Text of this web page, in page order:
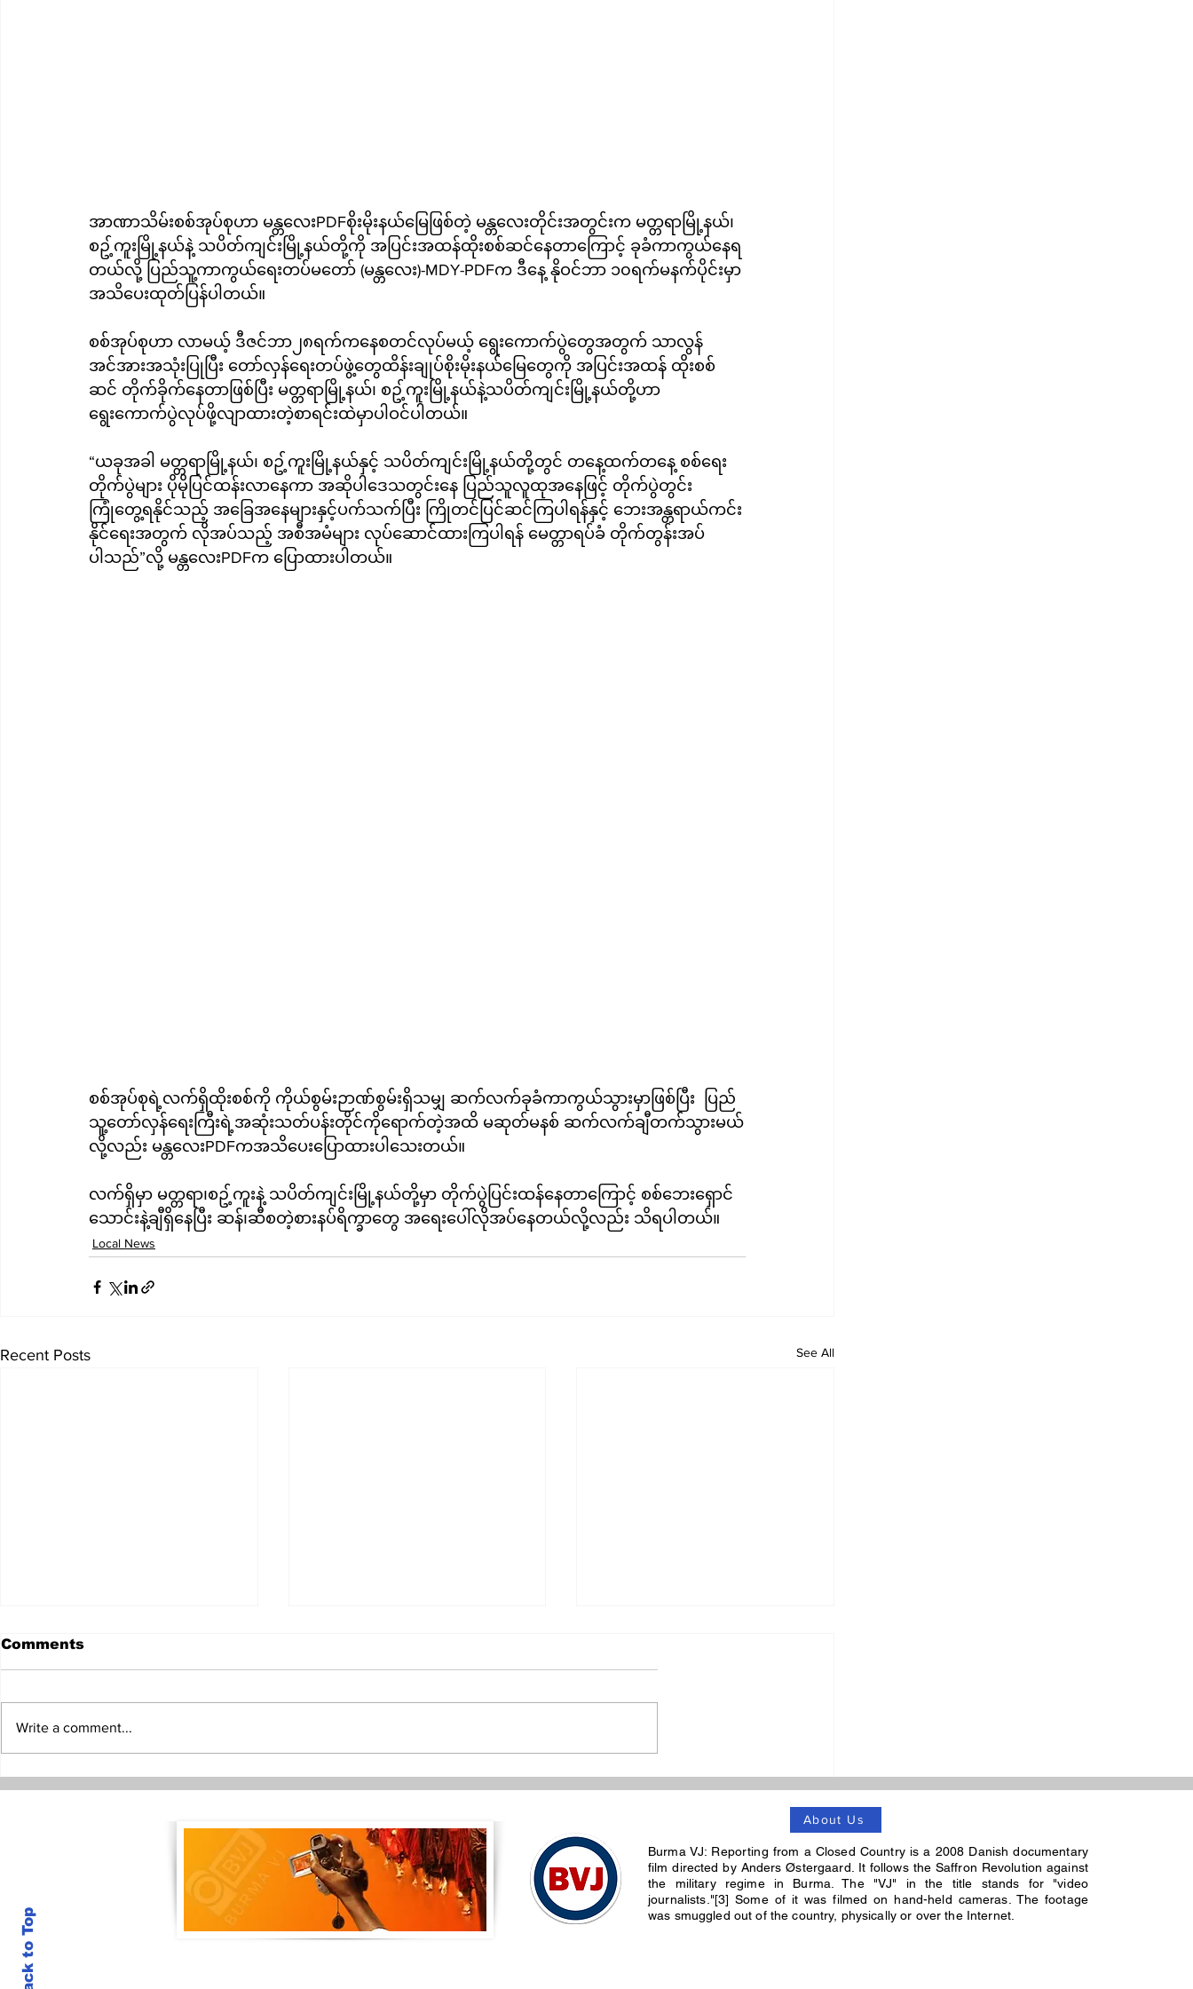
အာဏာသိမ်းစစ်အုပ်စုဟာ မန္တလေးPDFစိုးမိုးနယ်မြေဖြစ်တဲ့ မန္တလေးတိုင်းအတွင်းက မတ္တရာမြို့နယ်၊
စဥ့်ကူးမြို့နယ်နဲ့ သပိတ်ကျင်းမြို့နယ်တို့ကို အပြင်းအထန်ထိုးစစ်ဆင်နေတာကြောင့် ခုခံကာကွယ်နေရ
တယ်လို့ ပြည်သူ့ကာကွယ်ရေးတပ်မတော် (မန္တလေး)-MDY-PDFက ဒီနေ့ နိုဝင်ဘာ ၁၀ရက်မနက်ပိုင်းမှာ
အသိပေးထုတ်ပြန်ပါတယ်။
စစ်အုပ်စုဟာ လာမယ့် ဒီဇင်ဘာ၂၈ရက်ကနေစတင်လုပ်မယ့် ရွေးကောက်ပွဲတွေအတွက် သာလွန်
အင်အားအသုံးပြုပြီး တော်လှန်ရေးတပ်ဖွဲ့တွေထိန်းချုပ်စိုးမိုးနယ်မြေတွေကို အပြင်းအထန် ထိုးစစ်
ဆင် တိုက်ခိုက်နေတာဖြစ်ပြီး မတ္တရာမြို့နယ်၊ စဥ့်ကူးမြို့နယ်နဲ့သပိတ်ကျင်းမြို့နယ်တို့ဟာ
ရွေးကောက်ပွဲလုပ်ဖို့လျာထားတဲ့စာရင်းထဲမှာပါဝင်ပါတယ်။
“ယခုအခါ မတ္တရာမြို့နယ်၊ စဥ့်ကူးမြို့နယ်နှင့် သပိတ်ကျင်းမြို့နယ်တို့တွင် တနေ့ထက်တနေ့ စစ်ရေး
တိုက်ပွဲများ ပိုမိုပြင်ထန်းလာနေကာ အဆိုပါဒေသတွင်းနေ ပြည်သူလူထုအနေဖြင့် တိုက်ပွဲတွင်း
ကြုံတွေ့ရနိုင်သည့် အခြေအနေများနှင့်ပက်သက်ပြီး ကြိုတင်ပြင်ဆင်ကြပါရန်နှင့် ဘေးအန္တရာယ်ကင်း
နိုင်ရေးအတွက် လိုအပ်သည့် အစီအမံများ လုပ်ဆောင်ထားကြပါရန် မေတ္တာရပ်ခံ တိုက်တွန်းအပ်
ပါသည်”လို့ မန္တလေးPDFက ပြောထားပါတယ်။
စစ်အုပ်စုရဲ့လက်ရှိထိုးစစ်ကို ကိုယ်စွမ်းဉာဏ်စွမ်းရှိသမျှ ဆက်လက်ခုခံကာကွယ်သွားမှာဖြစ်ပြီး  ပြည်
သူ့တော်လှန်ရေးကြီးရဲ့အဆုံးသတ်ပန်းတိုင်ကိုရောက်တဲ့အထိ မဆုတ်မနစ် ဆက်လက်ချီတက်သွားမယ်
လို့လည်း မန္တလေးPDFကအသိပေးပြောထားပါသေးတယ်။
လက်ရှိမှာ မတ္တရာ၊စဥ့်ကူးနဲ့ သပိတ်ကျင်းမြို့နယ်တို့မှာ တိုက်ပွဲပြင်းထန်နေတာကြောင့် စစ်ဘေးရှောင်
သောင်းနဲ့ချီရှိနေပြီး ဆန်၊ဆီစတဲ့စားနပ်ရိက္ခာတွေ အရေးပေါ်လိုအပ်နေတယ်လို့လည်း သိရပါတယ်။
Local News
Recent Posts See All
ဒီပဲယင်းရေကြီးမှုအတွင်း
အမျိုးသမီး ၇ ဦးအထိသေဆုံးမှု
မဟာဗျူဟာထိုးစစ်ကိုတက်
ချမှတ်
နှစ်ဖက်အကျိုးဖြစ်မယ့် တွေ့ဆုံ
ရောက် ဦးမင်းအောင်လှိုင်ဆို
Comments
Write a comment...
Back to Top
About Us
Burma VJ: Reporting from a Closed Country is a 2008 Danish documentary
film directed by Anders Østergaard. It follows the Saffron Revolution against
the military regime in Burma. The "VJ" in the title stands for "video
journalists."[3] Some of it was filmed on hand-held cameras. The footage
was smuggled out of the country, physically or over the Internet.